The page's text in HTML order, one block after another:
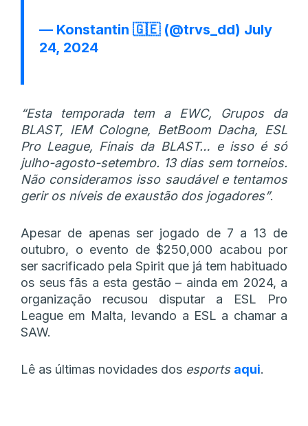
— Konstantin 🇬🇪 (@trvs_dd) July
24, 2024
“Esta temporada tem a EWC, Grupos da
BLAST, IEM Cologne, BetBoom Dacha, ESL
Pro League, Finais da BLAST… e isso é só
julho-agosto-setembro. 13 dias sem torneios.
Não consideramos isso saudável e tentamos
gerir os níveis de exaustão dos jogadores”.
Apesar de apenas ser jogado de 7 a 13 de
outubro, o evento de $250,000 acabou por
ser sacrificado pela Spirit que já tem habituado
os seus fãs a esta gestão – ainda em 2024, a
organização recusou disputar a ESL Pro
League em Malta, levando a ESL a chamar a
SAW.
Lê as últimas novidades dos esports aqui.